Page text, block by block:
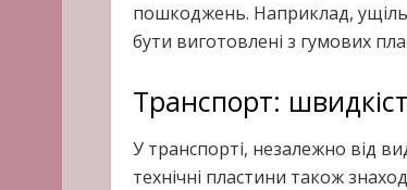
пошкоджень. Наприклад,
бути виготовлені з гумових
Транспорт:
У транспорті, незалежно від
технічні пластини також